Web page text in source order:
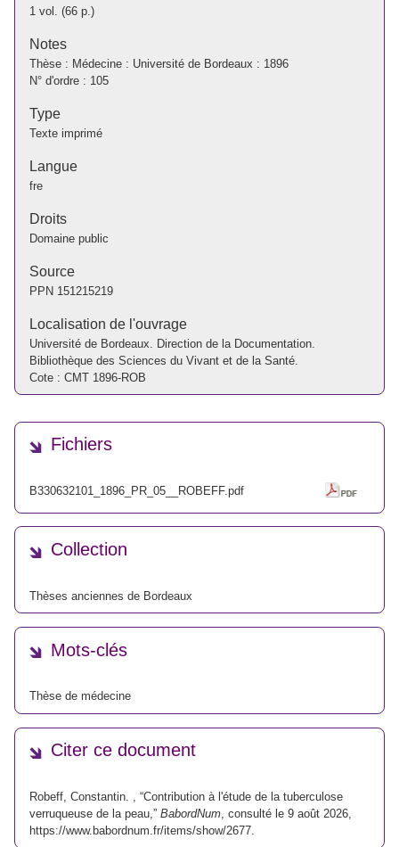
1 vol. (66 p.)
Notes
Thèse : Médecine : Université de Bordeaux : 1896
N° d'ordre : 105
Type
Texte imprimé
Langue
fre
Droits
Domaine public
Source
PPN 151215219
Localisation de l'ouvrage
Université de Bordeaux. Direction de la Documentation.
Bibliothèque des Sciences du Vivant et de la Santé.
Cote : CMT 1896-ROB
Fichiers
B330632101_1896_PR_05__ROBEFF.pdf
Collection
Thèses anciennes de Bordeaux
Mots-clés
Thèse de médecine
Citer ce document
Robeff, Constantin. , “Contribution à l'étude de la tuberculose
verruqueuse de la peau,” BabordNum , consulté le 9 août 2026,
https://www.babordnum.fr/items/show/2677